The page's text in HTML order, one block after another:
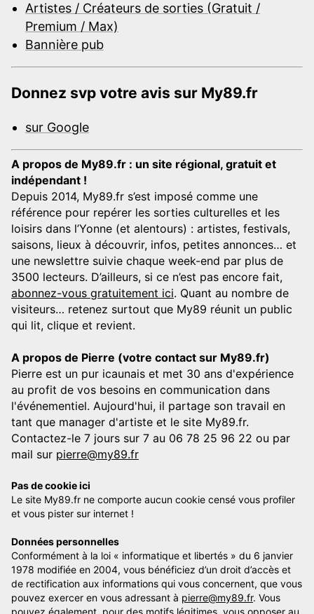
Artistes / Créateurs de sorties (Gratuit /
Premium / Max)
Bannière pub
Donnez svp votre avis sur My89.fr
sur Google
A propos de My89.fr : un site régional, gratuit et
indépendant !
Depuis 2014, My89.fr s’est imposé comme une
référence pour repérer les sorties culturelles et les
loisirs dans l’Yonne (et alentours) : artistes, festivals,
saisons, lieux à découvrir, infos, petites annonces… et
une newslettre suivie chaque week-end par plus de
3500 lecteurs. D’ailleurs, si ce n’est pas encore fait,
abonnez-vous gratuitement ici. Quant au nombre de
visiteurs… retenez surtout que My89 réunit un public
qui lit, clique et revient.
A propos de Pierre (votre contact sur My89.fr)
Pierre est un pur icaunais et met 30 ans d'expérience
au profit de vos besoins en communication dans
l'événementiel. Aujourd'hui, il partage son travail en
tant que manager d'artiste et le site My89.fr.
Contactez-le 7 jours sur 7 au 06 78 25 96 22 ou par
mail sur pierre@my89.fr
Pas de cookie ici
Le site My89.fr ne comporte aucun cookie censé vous profiler
et vous pister sur internet !
Données personnelles
Conformément à la loi « informatique et libertés » du 6 janvier
1978 modifiée en 2004, vous bénéficiez d’un droit d’accès et
de rectification aux informations qui vous concernent, que vous
pouvez exercer en vous adressant à pierre@my89.fr. Vous